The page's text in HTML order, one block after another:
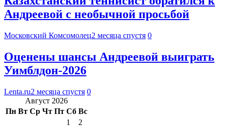
Андреевой с необычной просьбой
Московский Комсомолец2 месяца спустя 0
Оценены шансы Андреевой выиграть
Уимблдон-2026
Lenta.ru2 месяца спустя 0
Август 2026
Пн Вт Ср Чт Пт Сб Вс
1
2